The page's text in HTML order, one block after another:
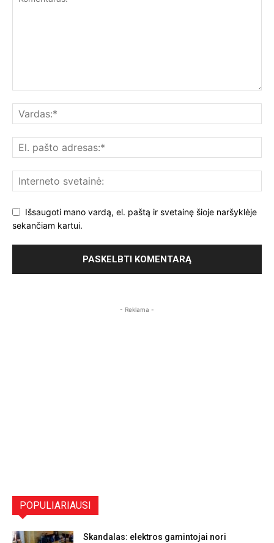
Išsaugoti mano vardą, el. paštą ir svetainę šioje naršyklėje
sekančiam kartui.
- Reklama -
POPULIARIAUSI
Skandalas: elektros gamintojai nori